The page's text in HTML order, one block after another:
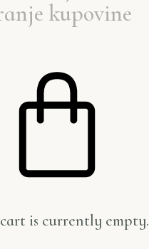
kupovine
is currently empty.